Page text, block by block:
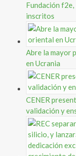
Fundación f2e,
inscritos
Abre la mayor
en Ucrania
CENER
validación y